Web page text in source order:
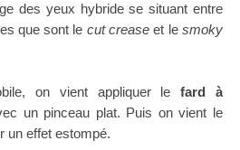
des yeux hybride se situant entre
que sont le cut crease et lesmoky
on vient appliquer lefard à
un pinceau plat. Puis on vient le
un effet estompé.